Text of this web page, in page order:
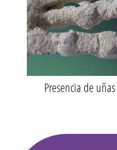
Presencia de